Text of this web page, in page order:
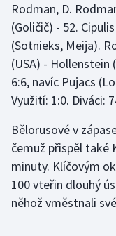
Short track
Sportovní střelba
Stolní tenis
Triatlon
Veslování
Vodní slalom
Volejbal
Rodman, D.
(Goličič) - 52.
(Sotnieks, Meija).
(USA) - Hollenstein
6:6, navíc Pujacs
Využití: 1:0. Diváci:
Bělorusové v
čemuž přispěl také
minuty. Klíčovým
100 vteřin dlouhý
něhož vměstnali